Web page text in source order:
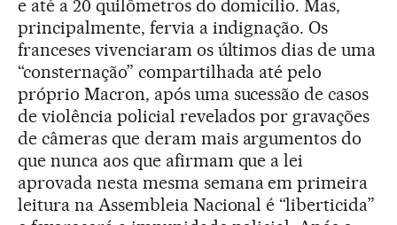
e até a 20 quilômetros do domicílio. Mas,
principalmente, fervia a indignação. Os
franceses vivenciaram os últimos dias de uma
“consternação” compartilhada até pelo
próprio Macron, após uma sucessão de casos
de violência policial revelados por gravações
de câmeras que deram mais argumentos do
que nunca aos que afirmam que a lei
aprovada nesta mesma semana em primeira
leitura na Assembleia Nacional é “liberticida”